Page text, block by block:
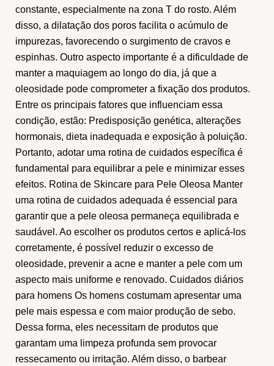
constante, especialmente na zona T do rosto. Além
disso, a dilatação dos poros facilita o acúmulo de
impurezas, favorecendo o surgimento de cravos e
espinhas. Outro aspecto importante é a dificuldade de
manter a maquiagem ao longo do dia, já que a
oleosidade pode comprometer a fixação dos produtos.
Entre os principais fatores que influenciam essa
condição, estão: Predisposição genética, alterações
hormonais, dieta inadequada e exposição à poluição.
Portanto, adotar uma rotina de cuidados específica é
fundamental para equilibrar a pele e minimizar esses
efeitos. Rotina de Skincare para Pele Oleosa Manter
uma rotina de cuidados adequada é essencial para
garantir que a pele oleosa permaneça equilibrada e
saudável. Ao escolher os produtos certos e aplicá-los
corretamente, é possível reduzir o excesso de
oleosidade, prevenir a acne e manter a pele com um
aspecto mais uniforme e renovado. Cuidados diários
para homens Os homens costumam apresentar uma
pele mais espessa e com maior produção de sebo.
Dessa forma, eles necessitam de produtos que
garantam uma limpeza profunda sem provocar
ressecamento ou irritação. Além disso, o barbear